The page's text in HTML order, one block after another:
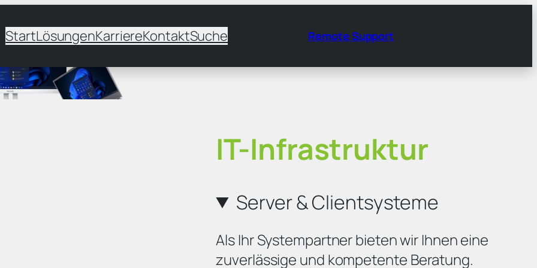
StartLösungenKarriereKontaktSuche Remote Support
IT-Infrastruktur
Server & Clientsysteme
Als Ihr Systempartner bieten wir Ihnen eine
zuverlässige und kompetente Beratung.